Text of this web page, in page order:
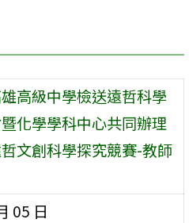
高級中學檢送遠哲科學
化學學科中心共同辦理
哲文創科學探究競賽-教師
05 日